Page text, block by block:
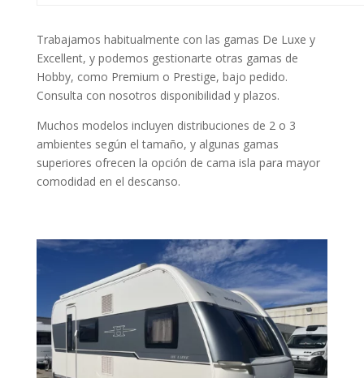
Trabajamos habitualmente con las gamas De Luxe y
Excellent, y podemos gestionarte otras gamas de
Hobby, como Premium o Prestige, bajo pedido.
Consulta con nosotros disponibilidad y plazos.
Muchos modelos incluyen distribuciones de 2 o 3
ambientes según el tamaño, y algunas gamas
superiores ofrecen la opción de cama isla para mayor
comodidad en el descanso.